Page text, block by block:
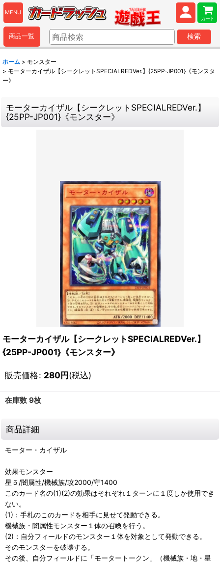
MENU
カート
商品一覧 検索
ホーム > モンスター
> モーターカイザル【シークレットSPECIALREDVer.】{25PP-JP001}《モンスタ
ー》
モーターカイザル【シークレットSPECIALREDVer.】
{25PP-JP001}《モンスター》
モーターカイザル【シークレットSPECIALREDVer.】
{25PP-JP001}《モンスター》
販売価格: 280円(税込)
在庫数 9枚
商品詳細
モーター・カイザル
効果モンスター
星５/闇属性/機械族/攻2000/守1400
このカード名の(1)(2)の効果はそれぞれ１ターンに１度しか使用でき
ない。
(1)：手札のこのカードを相手に見せて発動できる。
機械族・闇属性モンスター１体の召喚を行う。
(2)：自分フィールドのモンスター１体を対象として発動できる。
そのモンスターを破壊する。
その後、自分フィールドに「モータートークン」（機械族・地・星